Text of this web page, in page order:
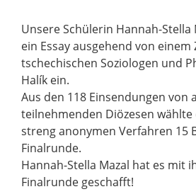
Unsere Schülerin Hannah-Stella
ein Essay ausgehend von einem
tschechischen Soziologen und
Halík ein.
Aus den 118 Einsendungen von
teilnehmenden Diözesen wählte
streng anonymen Verfahren 15
Finalrunde.
Hannah-Stella Mazal hat es mit
Finalrunde geschafft!